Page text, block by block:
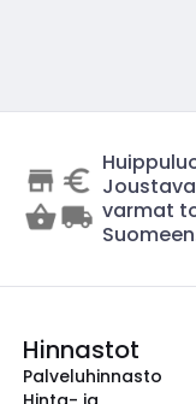
varmat
Hinnastot
Palveluhinnasto